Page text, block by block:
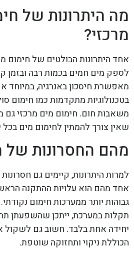
מה היתרונות של
מרכזי?
אחד היתרונות הבולטים של חימום
לספק מים חמים בכמות רבה ובזמן
מאפשרת חיסכון באנרגיה,
בטכנולוגיות מתקדמות כמו חימום
משאבות חום. חימום מים מרכזי גם
שאין צורך להמתין לחימום מים בכל
מהם החסרונות של
למרות היתרונות, קיימים גם
אחד מהם הוא עלויות ההתקנה
גבוהות יותר ממערכות חימום
תקלות במערכת, ייתכן שהשפעתן
יחידה אחת בלבד. חשוב גם לשקול
הכוללת ניקוי ותחזוקה שוטפת.